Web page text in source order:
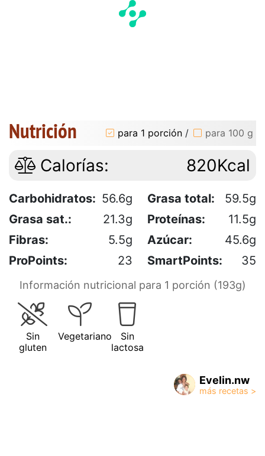
Nutrición para 1 porción / para 100 g
Calorías: 820Kcal
Carbohidratos: 56.6g Grasa total:
59.5g
Grasa sat.:
21.3g Proteínas:
11.5g
Fibras:
5.5g Azúcar:
45.6g
ProPoints:
23 SmartPoints: 35
Información nutricional para 1 porción (193g)
Sin
gluten
Vegetariano
Sin
lactosa
Evelin.nw